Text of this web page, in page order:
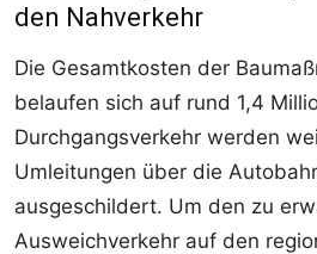
den Nahverkehr
Die Gesamtkosten der
belaufen sich auf rund 1,4
Durchgangsverkehr werden
Umleitungen über die
ausgeschildert. Um den zu
Ausweichverkehr auf den